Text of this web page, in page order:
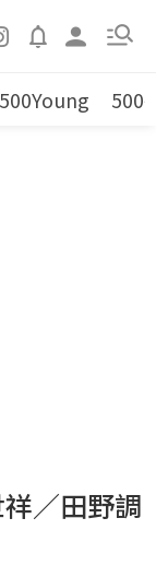
500Young 500
／田野調